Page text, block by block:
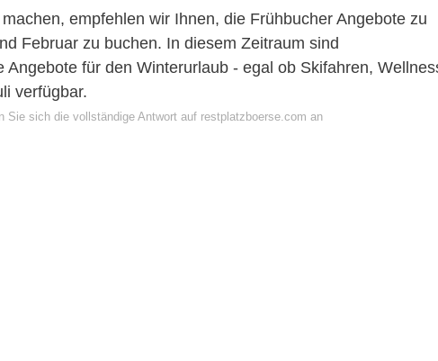
empfehlen wir Ihnen, die Frühbucher Angebote zu
Februar zu buchen. In diesem Zeitraum sind
Angebote für den Winterurlaub - egal ob Skifahren,
verfügbar.
Sie sich die vollständige Antwort auf restplatzboerse.com an